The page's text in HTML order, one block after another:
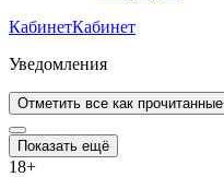
КабинетКабинет
Уведомления
Отметить все как прочитанные
Показать ещё
18+